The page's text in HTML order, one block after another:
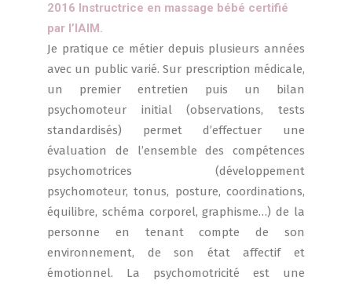
2016 Instructrice en massage bébé certifié
par l’IAIM.
Je pratique ce métier depuis plusieurs années
avec un public varié. Sur prescription médicale,
un premier entretien puis un bilan
psychomoteur initial (observations, tests
standardisés) permet d’effectuer une
évaluation de l’ensemble des compétences
psychomotrices (développement
psychomoteur, tonus, posture, coordinations,
équilibre, schéma corporel, graphisme…) de la
personne en tenant compte de son
environnement, de son état affectif et
émotionnel. La psychomotricité est une